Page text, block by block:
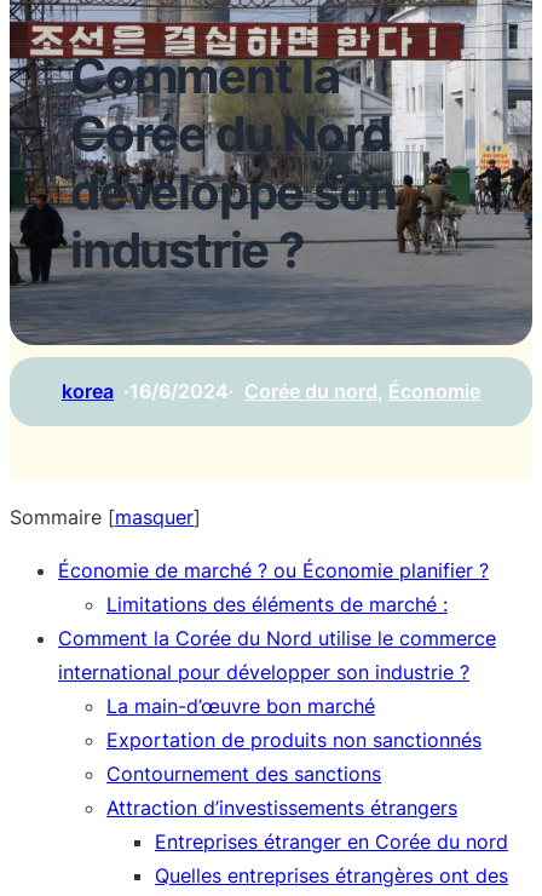
Comment la
Corée du Nord
développe son
industrie ?
korea ·16/6/2024· Corée du nord, Économie
Sommaire [masquer]
Économie de marché ? ou Économie planifier ?
Limitations des éléments de marché :
Comment la Corée du Nord utilise le commerce
international pour développer son industrie ?
La main-d’œuvre bon marché
Exportation de produits non sanctionnés
Contournement des sanctions
Attraction d’investissements étrangers
Entreprises étranger en Corée du nord
Quelles entreprises étrangères ont des